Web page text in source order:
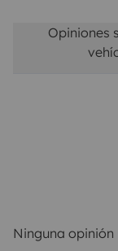
Opiniones
Ninguna opinión